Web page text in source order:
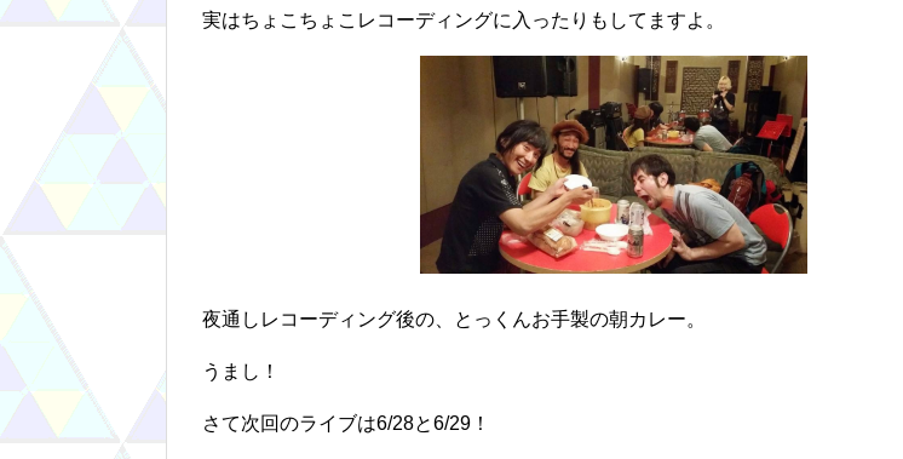
実はちょこちょこレコーディングに入ったりもしてますよ。
夜通しレコーディング後の、とっくんお手製の朝カレー。
うまし！
さて次回のライブは6/28と6/29！